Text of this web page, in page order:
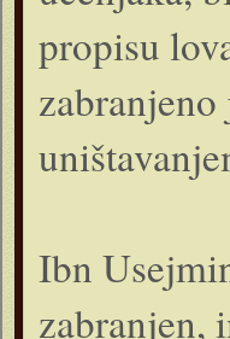
propisu
Ibn
zabranjen,